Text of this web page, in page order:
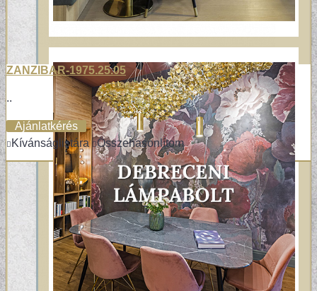
ZANZIBAR-1975.25.05
..
Ajánlatkérés
Kívánságlistára
Összehasonlítom